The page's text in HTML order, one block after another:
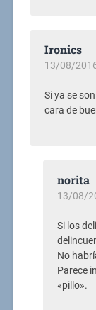
Ironics
13/08/
Si ya se
cara de
norita
13/08/
Si los
No
Parece
«pillo».